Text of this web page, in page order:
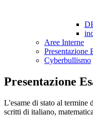
Aree Interne
Presentazione
Cyberbullismo
Presentazione
L'esame di stato al termine
scritti di italiano,